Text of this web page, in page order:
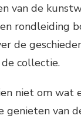
van de
rondleiding
de
collectie.
niet om wat
genieten van